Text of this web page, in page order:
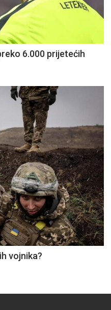
6.000 prijetećih
vojnika?